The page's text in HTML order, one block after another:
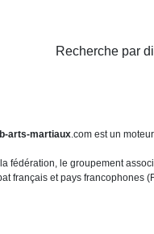
Recherche par
arts-martiaux.com est un
fédération, le groupement
français et pays francophones